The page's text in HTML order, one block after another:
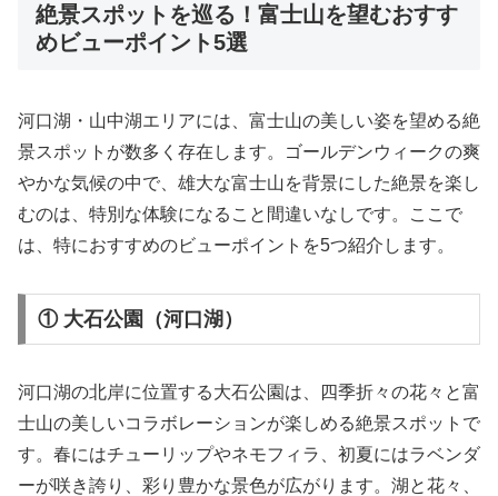
絶景スポットを巡る！富士山を望むおすす
めビューポイント5選
河口湖・山中湖エリアには、富士山の美しい姿を望める絶
景スポットが数多く存在します。ゴールデンウィークの爽
やかな気候の中で、雄大な富士山を背景にした絶景を楽し
むのは、特別な体験になること間違いなしです。ここで
は、特におすすめのビューポイントを5つ紹介します。
① 大石公園（河口湖）
河口湖の北岸に位置する大石公園は、四季折々の花々と富
士山の美しいコラボレーションが楽しめる絶景スポットで
す。春にはチューリップやネモフィラ、初夏にはラベンダ
ーが咲き誇り、彩り豊かな景色が広がります。湖と花々、